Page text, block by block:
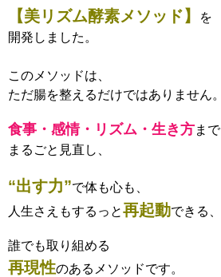
【美リズム酵素メソッド】
を
開発しました。
このメソッドは、
ただ腸を整えるだけではありません。
食事・感情・リズム・生き方まで
まるごと見直し、
“出す力”で体も心も、
人生さえもするっと再起動できる、
誰でも取り組める
再現性のあるメソッドです。